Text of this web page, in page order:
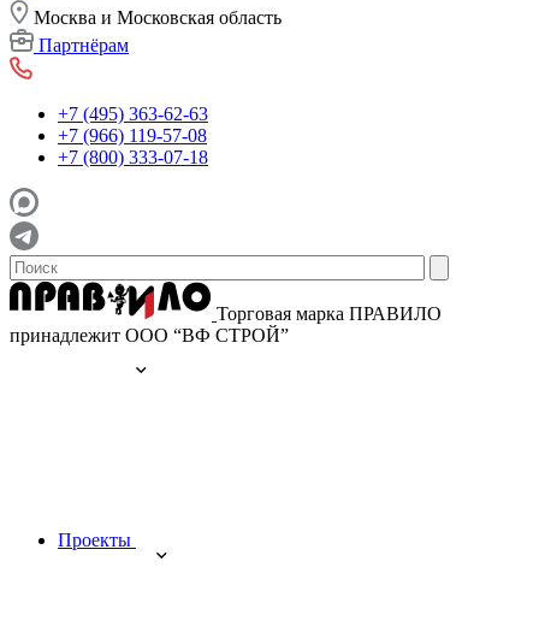
Москва и Московская область
Партнёрам
+7 (495) 363-62-63
+7 (966) 119-57-08
+7 (800) 333-07-18
Торговая марка ПРАВИЛО
принадлежит ООО “ВФ СТРОЙ”
Проекты